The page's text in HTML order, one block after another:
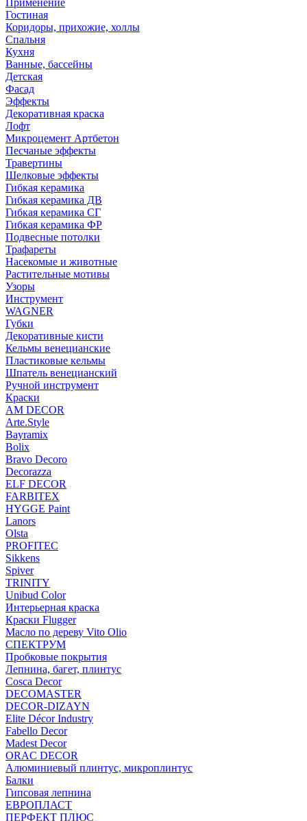
Гостиная
Коридоры, прихожие, холлы
Спальня
Кухня
Ванные, бассейны
Детская
Фасад
Эффекты
Декоративная краска
Лофт
Микроцемент Артбетон
Песчаные эффекты
Травертины
Шелковые эффекты
Гибкая керамика
Гибкая керамика ДВ
Гибкая керамика СГ
Гибкая керамика ФР
Подвесные потолки
Трафареты
Насекомые и животные
Растительные мотивы
Узоры
Инструмент
WAGNER
Губки
Декоративные кисти
Кельмы венецианские
Пластиковые кельмы
Шпатель венецианский
Ручной инструмент
Краски
AM DECOR
Arte.Style
Bayramix
Bolix
Bravo Decoro
Decorazza
ELF DECOR
FARBITEX
HYGGE Paint
Lanors
Olsta
PROFITEC
Sikkens
Spiver
TRINITY
Unibud Color
Интерьерная краска
Краски Flugger
Масло по дереву Vito Olio
СПЕКТРУМ
Пробковые покрытия
Лепнина, багет, плинтус
Cosca Decor
DECOMASTER
DECOR-DIZAYN
Elite Décor Industry
Fabello Decor
Madest Decor
ORAC DECOR
Алюминиевый плинтус, микроплинтус
Балки
Гипсовая лепнина
ЕВРОПЛАСТ
ПЕРФЕКТ ПЛЮС